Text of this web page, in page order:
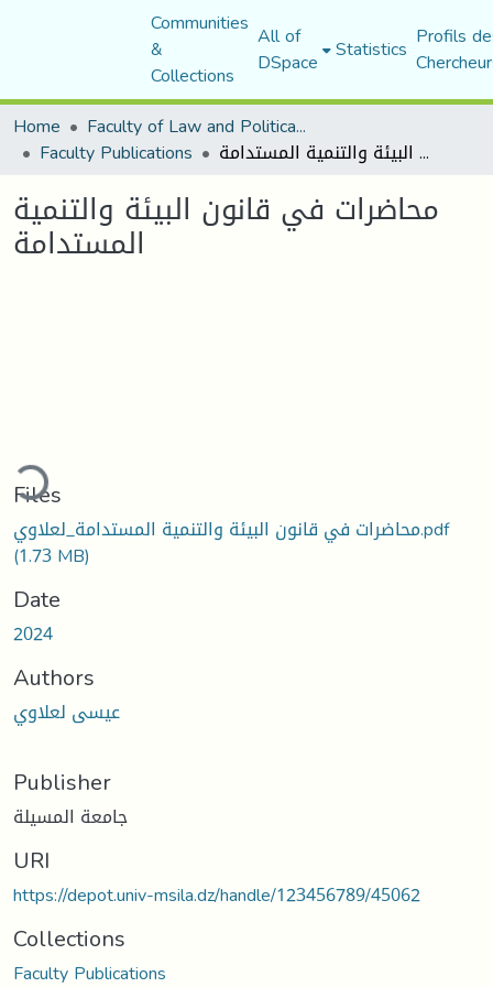
Communities
&
Collections
All of
DSpace Statistics Profils
Home
Faculty of Law and Political Science
Faculty Publications محاضرات في قانون البيئة والتنمية المستدامة
محاضرات في قانون البيئة والتنمية
المستدامة
Files
محاضرات في قانون البيئة والتنمية المستدامة_لعلاوي.pdf
(1.73 MB)
Date
2024
Authors
عيسى لعلاوي
Publisher
جامعة المسيلة
URI
https://depot.univ-msila.dz/handle/123456789/45062
Collections
Faculty Publications